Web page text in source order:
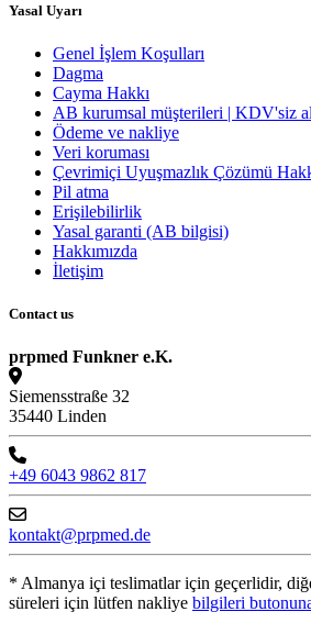
Yasal Uyarı
Genel İşlem Koşulları
Dagma
Cayma Hakkı
AB kurumsal müşterileri | KDV'siz
Ödeme ve nakliye
Veri koruması
Çevrimiçi Uyuşmazlık Çözümü
Pil atma
Erişilebilirlik
Yasal garanti (AB bilgisi)
Hakkımızda
İletişim
Contact us
prpmed Funkner e.K.
Siemensstraße 32
35440 Linden
+49 6043 9862 817
kontakt@prpmed.de
* Almanya içi teslimatlar için geçerlidir,
süreleri için lütfen nakliye bilgileri